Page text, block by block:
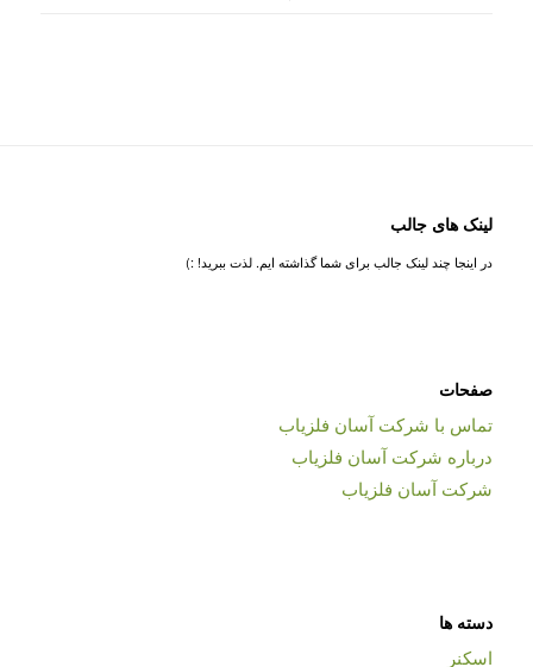
لینک های جالب
در اینجا چند لینک جالب برای شما گذاشته ایم. لذت ببرید! :)
صفحات
تماس با شرکت آسان فلزیاب
درباره شرکت آسان فلزیاب
شرکت آسان فلزیاب
دسته ها
اسکنر